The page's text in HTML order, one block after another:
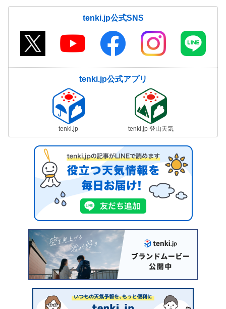
tenki.jp公式SNS
tenki.jp公式アプリ
tenki.jp tenki.jp 登山天気